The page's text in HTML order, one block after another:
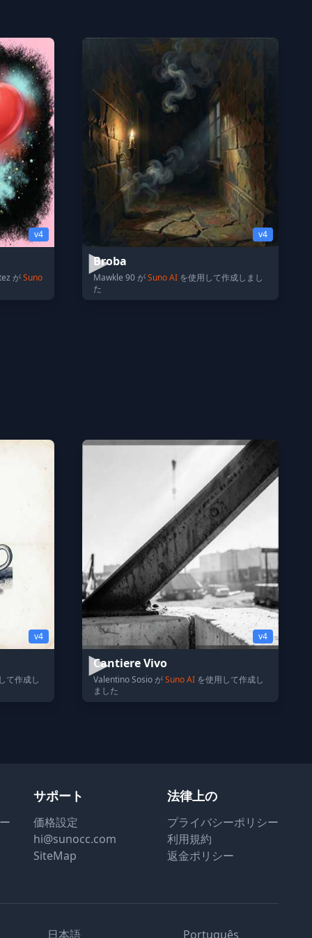
v4
がSuno
v4
Broba
Mawkle 90 がSuno AI を使用して作成しまし
た
v4
て作成し
v4
Cantiere Vivo
Valentino Sosio がSuno AI を使用して作成し
ました
サポート
価格設定
hi@sunocc.com
SiteMap
法律上の
プライバシーポリシー
利用規約
返金ポリシー
日本語 Português